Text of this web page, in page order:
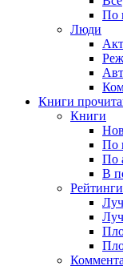
По
Люди
Книги
Книги
По
По
В
Рейтинги